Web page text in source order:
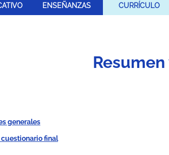
ENSEÑANZAS CURRÍCULO
generales
final